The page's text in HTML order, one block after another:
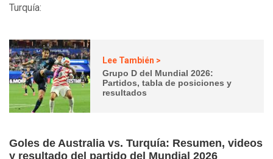
Turquía:
Lee También >
Grupo D del Mundial 2026:
Partidos, tabla de posiciones y
resultados
Goles de Australia vs. Turquía: Resumen, videos
y resultado del partido del Mundial 2026